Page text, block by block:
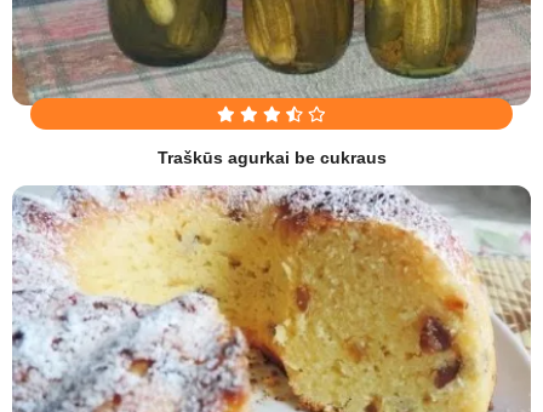
Traškūs agurkai be cukraus